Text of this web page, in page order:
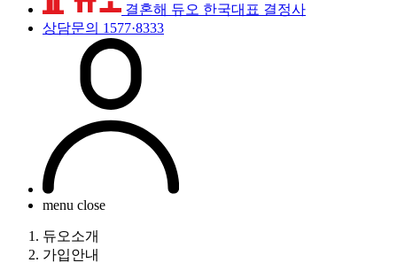
결혼해 듀오 한국대표 결정사
상담문의 1577·8333
menu close
듀오소개
가입안내